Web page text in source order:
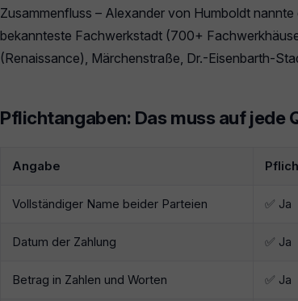
Zusammenfluss – Alexander von Humboldt
bekannteste Fachwerkstadt (700+
(Renaissance), Märchenstraße, Dr.-Eisenbarth-
Pflichtangaben: Das muss auf jede
Angabe
Vollständiger Name beider Parteien ✅ Ja
Datum der Zahlung ✅ Ja
Betrag in Zahlen und Worten ✅ Ja